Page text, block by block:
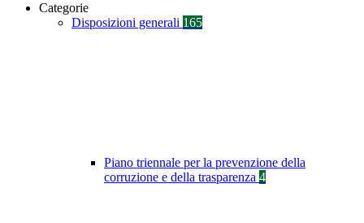
Categorie
Disposizioni generali 165
Piano triennale per la prevenzione della
corruzione e della trasparenza 4